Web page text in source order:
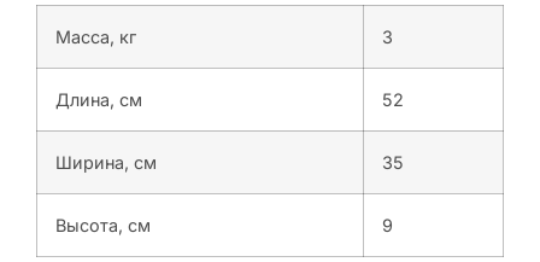
Масса, кг 3
Длина, см 52
Ширина, см 35
Высота, см 9